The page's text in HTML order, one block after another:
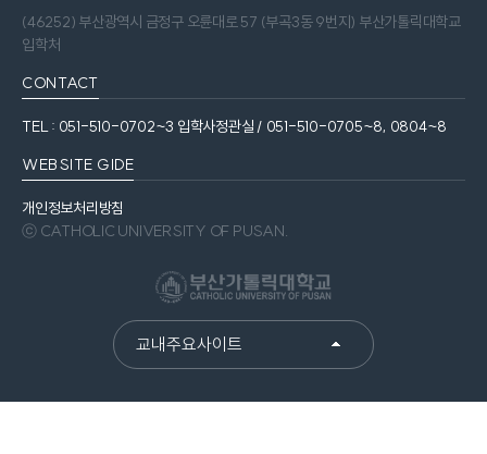
(46252) 부산광역시 금정구 오륜대로 57 (부곡3동 9번지) 부산가톨릭대학교
입학처
CONTACT
TEL : 051-510-0702~3 입학사정관실 / 051-510-0705~8, 0804~8
WEBSITE GIDE
개인정보처리방침
ⓒ CATHOLIC UNIVERSITY OF PUSAN.
교내주요사이트